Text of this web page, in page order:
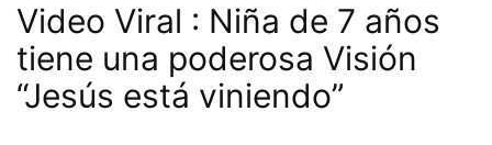
Video Viral : Niña de 7 años
tiene una poderosa Visión
“Jesús está viniendo”